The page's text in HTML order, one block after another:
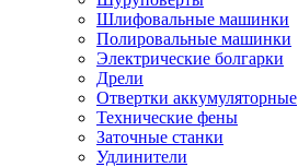
Шлифовальные машинки
Полировальные машинки
Электрические болгарки
Дрели
Отвертки аккумуляторные
Технические фены
Заточные станки
Удлинители